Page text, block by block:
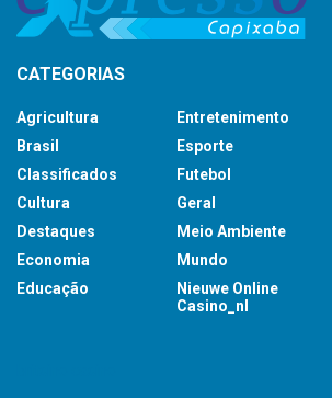
CATEGORIAS
Agricultura
Brasil
Classificados
Cultura
Destaques
Economia
Educação
Entretenimento
Esporte
Futebol
Geral
Meio Ambiente
Mundo
Nieuwe Online
Casino_nl